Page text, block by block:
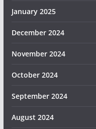
January 2025
December 2024
November 2024
October 2024
September 2024
August 2024